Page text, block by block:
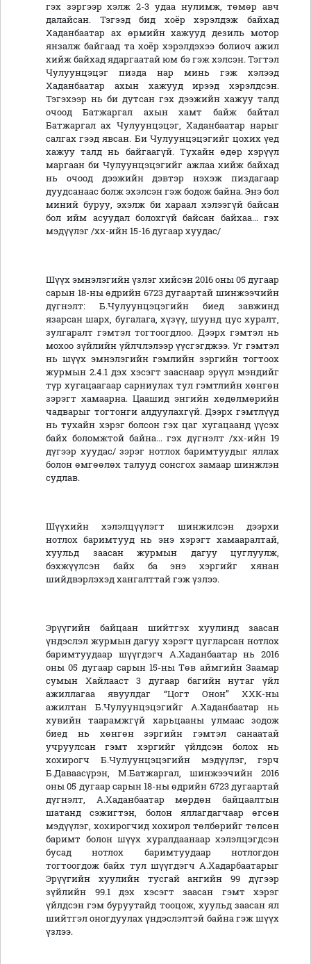
гэх зэргээр хэлж 2-3 удаа нулимж, төмөр авч
далайсан. Тэгээд бид хоёр хэрэлдэж байхад
Хаданбаатар ах өрмийн хажууд дезиль мотор
янзалж байгаад та хоёр хэрэлдэхээ болиоч ажил
хийж байхад ядаргаатай юм бэ гэж хэлсэн. Тэгтэл
Чулуунцэцэг пизда нар минь гэж хэлээд
Хаданбаатар ахын хажууд ирээд хэрэлдсэн.
Тэгэхээр нь би дутсан гэх дээжийн хажуу талд
очоод Батжаргал ахын хамт байж байтал
Батжаргал ах Чулуунцэцэг, Хаданбаатар нарыг
салгах гээд явсан. Би Чулуунцэцэгийг цохих үед
хажуу талд нь байгаагүй. Тухайн өдөр хэрүүл
маргаан би Чулуунцэцэгийг ажлаа хийж байхад
нь очоод дээжийн дэвтэр нэхэж пиздагаар
дуудсанаас болж эхэлсэн гэж бодож байна. Энэ бол
миний буруу, эхэлж би хараал хэлээгүй байсан
бол ийм асуудал болохгүй байсан байхаа... гэх
мэдүүлэг /хх-ийн 15-16 дугаар хуудас/
Шүүх эмнэлэгийн үзлэг хийсэн 2016 оны 05 дугаар
сарын 18-ны өдрийн 6723 дугаартай шинжээчийн
дүгнэлт: Б.Чулуунцэцэгийн биед завжинд
язарсан шарх, бугалага, хүзүү, шуунд цус хуралт,
зулгаралт гэмтэл тогтоогдлоо. Дээрх гэмтэл нь
мохоо зүйлийн үйлчлэлээр үүсгэгджээ. Уг гэмтэл
нь шүүх эмнэлэгийн гэмлийн зэргийн тогтоох
журмын 2.4.1 дэх хэсэгт зааснаар эрүүл мэндийг
түр хугацаагаар сарниулах тул гэмтлийн хөнгөн
зэрэгт хамаарна. Цаашид энгийн хөдөлмөрийн
чадварыг тогтонги алдуулахгүй. Дээрх гэмтлүүд
нь тухайн хэрэг болсон гэх цаг хугацаанд үүсэх
байх боломжтой байна... гэх дүгнэлт /хх-ийн 19
дүгээр хуудас/ зэрэг нотлох баримтуудыг яллах
болон өмгөөлөх талууд сонсгох замаар шинжлэн
судлав.
Шүүхийн хэлэлцүүлэгт шинжилсэн дээрхи
нотлох баримтууд нь энэ хэрэгт хамааралтай,
хуульд заасан журмын дагуу цуглуулж,
бэхжүүлсэн байх ба энэ хэргийг хянан
шийдвэрлэхэд хангалттай гэж үзлээ.
Эрүүгийн байцаан шийтгэх хуулинд заасан
үндэслэл журмын дагуу хэрэгт цугларсан нотлох
баримтуудаар шүүгдэгч А.Хаданбаатар нь 2016
оны 05 дугаар сарын 15-ны Төв аймгийн Заамар
сумын Хайлааст 3 дугаар багийн нутаг үйл
ажиллагаа явуулдаг “Цогт Онон” ХХК-ны
ажилтан Б.Чулуунцэцэгийг А.Хаданбаатар нь
хувийн таарамжгүй харьцааны улмаас зодож
биед нь хөнгөн зэргийн гэмтэл санаатай
учруулсан гэмт хэргийг үйлдсэн болох нь
хохирогч Б.Чулуунцэцэгийн мэдүүлэг, гэрч
Б.Даваасүрэн, М.Батжаргал, шинжээчийн 2016
оны 05 дугаар сарын 18-ны өдрийн 6723 дугаартай
дүгнэлт, А.Хаданбаатар мөрдөн байцаалтын
шатанд сэжигтэн, болон яллагдагчаар өгсөн
мэдүүлэг, хохирогчид хохирол төлбөрийг төлсөн
баримт болон шүүх хуралдаанаар хэлэлцэгдсэн
бусад нотлох баримтуудаар нотлогдон
тогтоогдож байх тул шүүгдэгч А.Хадарбаатарыг
Эрүүгийн хуулийн тусгай ангийн 99 дүгээр
зүйлийн 99.1 дэх хэсэгт заасан гэмт хэрэг
үйлдсэн гэм буруутайд тооцож, хуульд заасан ял
шийтгэл оногдуулах үндэслэлтэй байна гэж шүүх
үзлээ.